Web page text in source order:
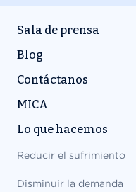
Sala de prensa
Blog
Contáctanos
MICA
Lo que hacemos
Reducir el sufrimiento
Disminuir la demanda